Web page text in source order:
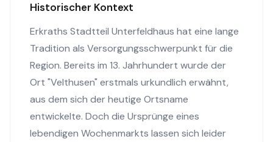
Historischer Kontext
Erkraths Stadtteil Unterfeldhaus hat eine lange
Tradition als Versorgungsschwerpunkt für die
Region. Bereits im 13. Jahrhundert wurde der
Ort "Velthusen" erstmals urkundlich erwähnt,
aus dem sich der heutige Ortsname
entwickelte. Doch die Ursprünge eines
lebendigen Wochenmarkts lassen sich leider